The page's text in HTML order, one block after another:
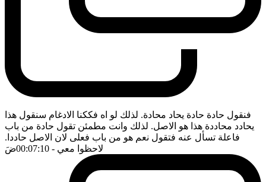
فنقول حادة حادة يحاد محادة. لذلك لو اه فككنا الادغام سنقول هذا
يحادد محاددة هذا هو الاصل. لذلك وانت مطمئن تقول حادة من باب
فاعلة تسأل عنه فتقول نعم هو من باب فعلى لان الاصل حاددا.
لاحظوا معي - 00:07:10 ضَ